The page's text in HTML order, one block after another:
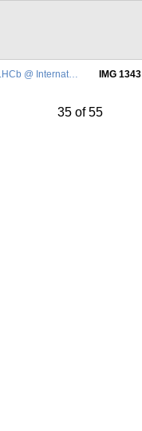
LHCb @ Internat… IMG 1343
35 of 55